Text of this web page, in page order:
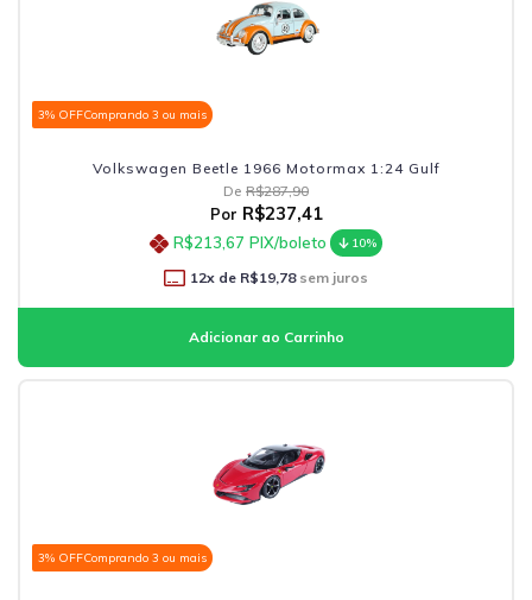
3% OFFComprando 3 ou mais
Volkswagen Beetle 1966 Motormax 1:24 Gulf
De R$287,90
Por R$237,41
R$213,67 PIX/boleto 10%
12x de R$19,78sem juros
3% OFFComprando 3 ou mais